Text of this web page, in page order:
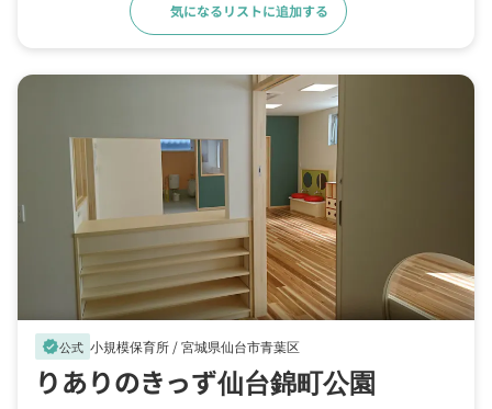
気になるリストに追加する
verified公式 小規模保育所 /宮城県仙台市青葉区
りありのきっず仙台錦町公園